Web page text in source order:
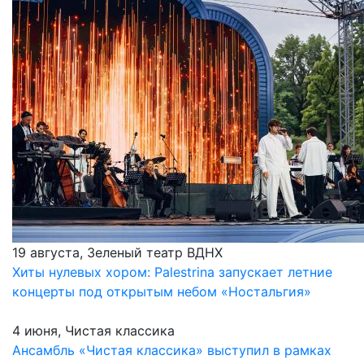
19 августа, Зеленый театр ВДНХ
Хиты нулевых хором: Palestrina запускает летние
концерты под открытым небом «Ностальгия»
4 июня, Чистая классика
Ансамбль «Чистая классика» выступил в рамках